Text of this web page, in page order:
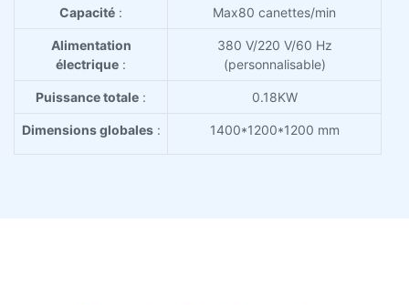
Capacité : Max80 canettes/min
Alimentation
électrique :
380 V/220 V/60 Hz
(personnalisable)
Puissance totale : 0.18KW
Dimensions globales: 1400*1200*1200 mm